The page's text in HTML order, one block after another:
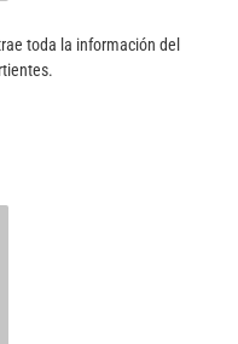
toda la información del